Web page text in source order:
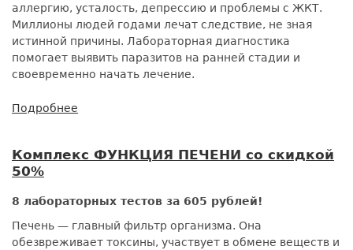
аллергию, усталость, депрессию и проблемы с ЖКТ.
Миллионы людей годами лечат следствие, не зная
истинной причины. Лабораторная диагностика
помогает выявить паразитов на ранней стадии и
своевременно начать лечение.
Подробнее
ЗАБОЛЕВАНИЯ
50%
Комплекс ФУНКЦИЯ ПЕЧЕНИ со скидкой
50%
8 лабораторных тестов за 605 рублей!
Печень — главный фильтр организма. Она
обезвреживает токсины, участвует в обмене веществ и